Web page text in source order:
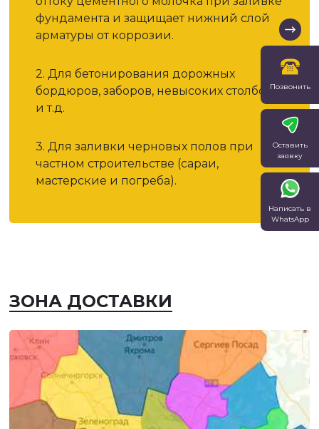
фундамента и защищает нижний слой
арматуры от коррозии.
2. Для бетонирования дорожных
бордюров, заборов, невысоких столбов
и т.д.
3. Для заливки черновых полов при
частном строительстве (сараи,
мастерские и погреба).
ЗОНА ДОСТАВКИ
Позвонить
Оставить
заявку
Написать в
WhatsApp